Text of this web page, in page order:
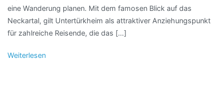
eine Wanderung planen. Mit dem famosen Blick auf das
Neckartal, gilt Untertürkheim als attraktiver Anziehungspunkt
für zahlreiche Reisende, die das […]
Weiterlesen